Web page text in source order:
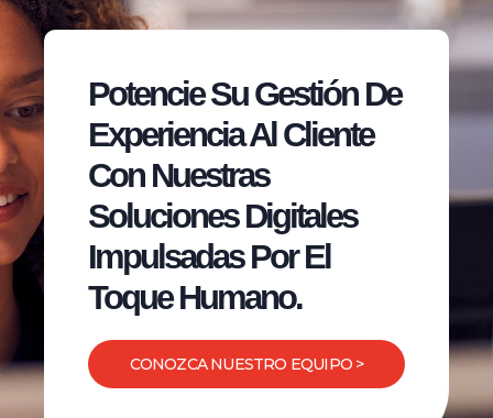
Potencie Su Gestión De
Experiencia Al Cliente
Con Nuestras
Soluciones Digitales
Impulsadas Por El
Toque Humano.
CONOZCA NUESTRO EQUIPO >